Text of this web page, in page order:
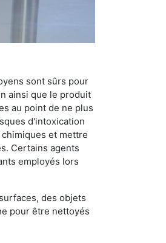
sont sûrs pour
ainsi que le produit
au point de ne plus
d'intoxication
et mettre
Certains agents
employés lors
des objets
pour être nettoyés